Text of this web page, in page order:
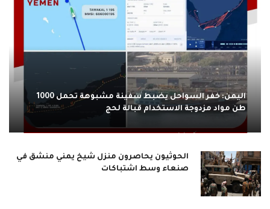
اليمن: خفر السواحل يضبط سفينة مشبوهة تحمل 1000
طن مواد مزدوجة الاستخدام قبالة لحج
الحوثيون يحاصرون منزل شيخ يمني منشق في
صنعاء وسط اشتباكات